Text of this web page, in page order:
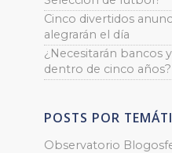
Cinco divertidos
alegrarán el día
¿Necesitarán bancos
dentro de cinco años?
POSTS POR
Observatorio